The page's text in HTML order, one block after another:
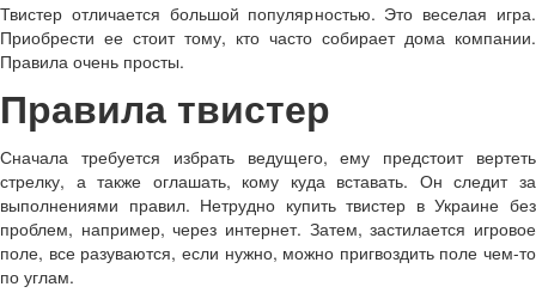
Твистер отличается большой популярностью. Это веселая игра.
Приобрести ее стоит тому, кто часто собирает дома компании.
Правила очень просты.
Правила твистер
Сначала требуется избрать ведущего, ему предстоит вертеть
стрелку, а также оглашать, кому куда вставать. Он следит за
выполнениями правил. Нетрудно купить твистер в Украине без
проблем, например, через интернет. Затем, застилается игровое
поле, все разуваются, если нужно, можно пригвоздить поле чем-то
по углам.